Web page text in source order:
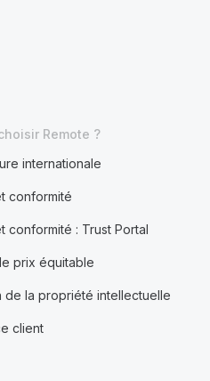
Remote ?
internationale
conformité
conformité : Trust Portal
prix équitable
de la propriété intellectuelle
client